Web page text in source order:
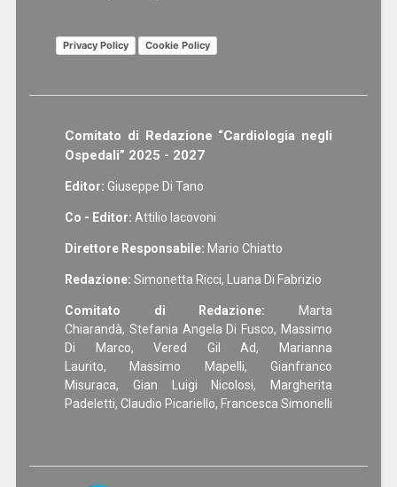
Privacy Policy Cookie Policy
Comitato di Redazione “Cardiologia negli
Ospedali” 2025 - 2027
Editor: Giuseppe Di Tano
Co - Editor: Attilio Iacovoni
Direttore Responsabile: Mario Chiatto
Redazione: Simonetta Ricci, Luana Di Fabrizio
Comitato di Redazione: Marta
Chiarandà, Stefania Angela Di Fusco, Massimo
Di Marco, Vered Gil Ad, Marianna
Laurito, Massimo Mapelli, Gianfranco
Misuraca, Gian Luigi Nicolosi, Margherita
Padeletti, Claudio Picariello, Francesca Simonelli